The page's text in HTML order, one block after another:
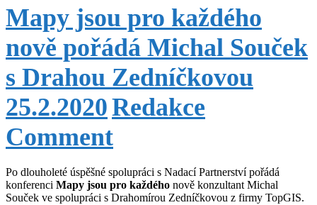
Mapy jsou pro každého
nově pořádá Michal Souček
s Drahou Zedníčkovou
25.2.2020Redakce
Comment
Po dlouholeté úspěšné spolupráci s Nadací Partnerství pořádá
konferenci Mapy jsou pro každého nově konzultant Michal
Souček ve spolupráci s Drahomírou Zedníčkovou z firmy TopGIS.